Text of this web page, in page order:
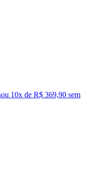
ou 10x de R$ 369,90 sem